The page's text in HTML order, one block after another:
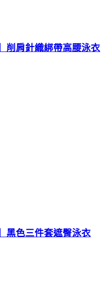
削肩針織綁帶高腰泳衣
黑色三件套遮臀泳衣